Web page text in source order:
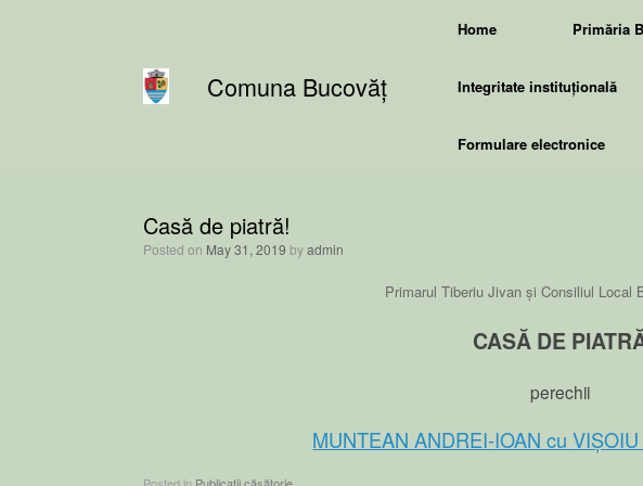
Comuna Bucovăț
Home Primăria
Integritate instituțională
Formulare electronice
Casă de piatră!
Posted on May 31, 2019 byadmin
Primarul Tiberiu Jivan și Consiliul Local
CASĂ DE
perechii
MUNTEAN ANDREI-IOAN cu
Posted in Publicații căsătorie